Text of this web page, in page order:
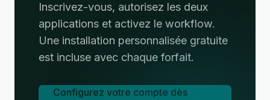
Inscrivez-vous, autorisez les deux
applications et activez le workflow.
Une installation personnalisée gratuite
est incluse avec chaque forfait.
Configurez votre compte dès